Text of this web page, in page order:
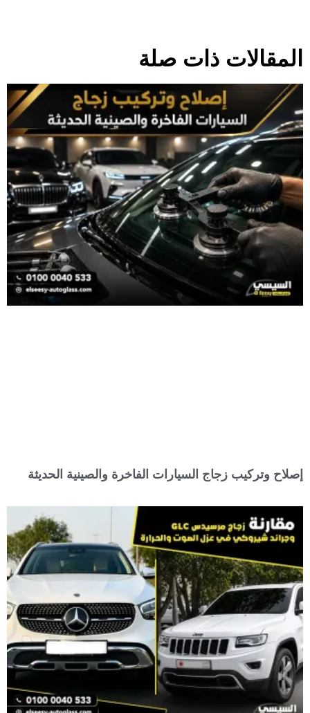
المقالات ذات صلة
إصلاح وتركيب زجاج السيارات الفاخرة والصينية الحديثة